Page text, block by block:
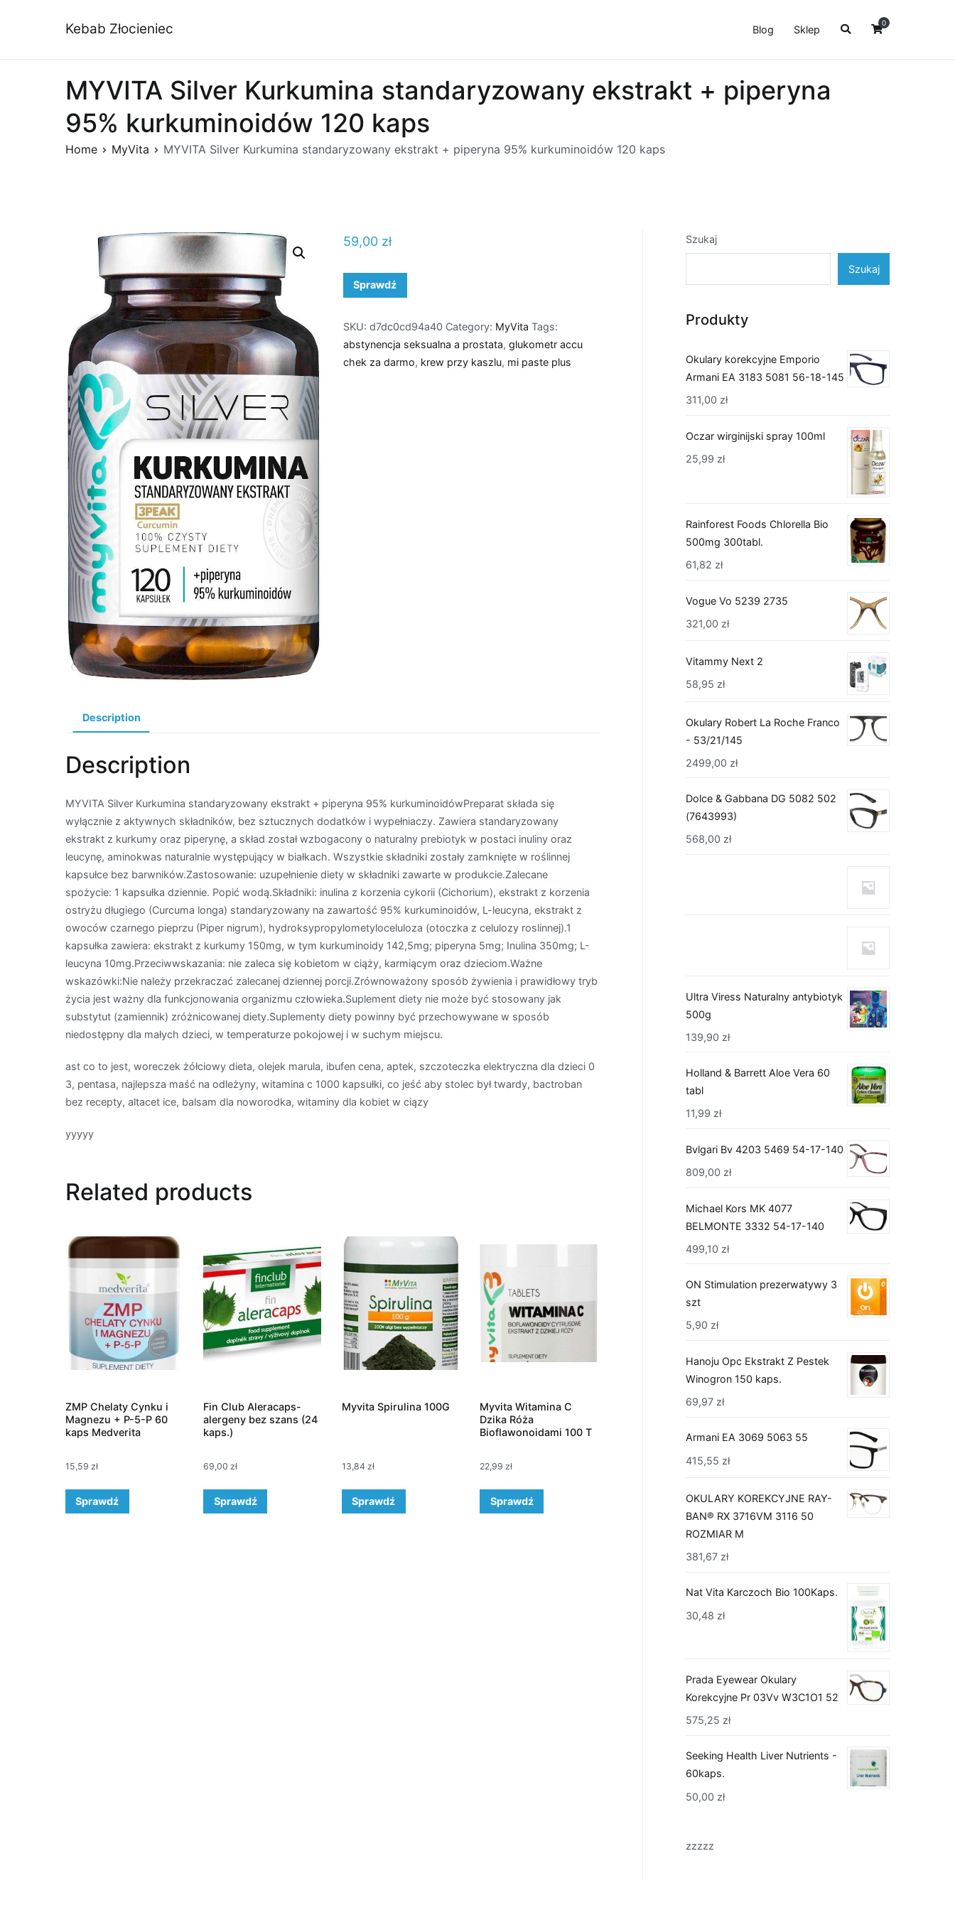
Kebab Złocieniec Blog Sklep
0
MYVITA Silver Kurkumina standaryzowany ekstrakt + piperyna
95% kurkuminoidów 120 kaps
Home MyVita MYVITA Silver Kurkumina standaryzowany ekstrakt + piperyna 95% kurkuminoidów 120 kaps
59,00 zł
Sprawdź
SKU:d7dc0cd94a40 Category: MyVita Tags:
abstynencja seksualna a prostata,glukometr accu
chek za darmo, krew przy kaszlu, mi paste plus
Description
Description
MYVITA Silver Kurkumina standaryzowany ekstrakt + piperyna 95% kurkuminoidówPreparat składa się
wyłącznie z aktywnych składników, bez sztucznych dodatków i wypełniaczy. Zawiera standaryzowany
ekstrakt z kurkumy oraz piperynę, a skład został wzbogacony o naturalny prebiotyk w postaci inuliny oraz
leucynę, aminokwas naturalnie występujący w białkach. Wszystkie składniki zostały zamknięte w roślinnej
kapsułce bez barwników.Zastosowanie: uzupełnienie diety w składniki zawarte w produkcie.Zalecane
spożycie: 1 kapsułka dziennie. Popić wodą.Składniki: inulina z korzenia cykorii (Cichorium), ekstrakt z korzenia
ostryżu długiego (Curcuma longa) standaryzowany na zawartość 95% kurkuminoidów, L-leucyna, ekstrakt z
owoców czarnego pieprzu (Piper nigrum), hydroksypropylometyloceluloza (otoczka z celulozy roslinnej).1
kapsułka zawiera: ekstrakt z kurkumy 150mg, w tym kurkuminoidy 142,5mg; piperyna 5mg; Inulina 350mg; L-
leucyna 10mg.Przeciwwskazania: nie zaleca się kobietom w ciąży, karmiącym oraz dzieciom.Ważne
wskazówki:Nie należy przekraczać zalecanej dziennej porcji.Zrównoważony sposób żywienia i prawidłowy tryb
życia jest ważny dla funkcjonowania organizmu człowieka.Suplement diety nie może być stosowany jak
substytut (zamiennik) zróżnicowanej diety.Suplementy diety powinny być przechowywane w sposób
niedostępny dla małych dzieci, w temperaturze pokojowej i w suchym miejscu.
ast co to jest, woreczek żółciowy dieta, olejek marula, ibufen cena, aptek, szczoteczka elektryczna dla dzieci 0
3, pentasa, najlepsza maść na odleżyny, witamina c 1000 kapsułki, co jeść aby stolec był twardy, bactroban
bez recepty, altacet ice, balsam dla noworodka, witaminy dla kobiet w ciązy
yyyyy
Related products
ZMP Chelaty Cynku i
Magnezu + P-5-P 60
kaps Medverita
15,59 zł
Sprawdź
Fin Club Aleracaps-
alergeny bez szans (24
kaps.)
69,00zł
Sprawdź
Myvita Spirulina 100G
13,84 zł
Sprawdź
Myvita Witamina C
Dzika Róża
Bioflawonoidami 100 T
22,99zł
Sprawdź
Szukaj
Szukaj
Produkty
Okulary korekcyjne Emporio
Armani EA 3183 5081 56-18-145
311,00 zł
Oczar wirginijski spray 100ml
25,99 zł
Rainforest Foods Chlorella Bio
500mg 300tabl.
61,82 zł
Vogue Vo 5239 2735
321,00 zł
Vitammy Next 2
58,95 zł
Okulary Robert La Roche Franco
- 53/21/145
2499,00 zł
Dolce & Gabbana DG 5082 502
(7643993)
568,00 zł
Ultra Viress Naturalny antybiotyk
500g
139,90 zł
Holland & Barrett Aloe Vera 60
tabl
11,99 zł
Bvlgari Bv 4203 5469 54-17-140
809,00 zł
Michael Kors MK 4077
BELMONTE 3332 54-17-140
499,10 zł
ON Stimulation prezerwatywy 3
szt
5,90 zł
Hanoju Opc Ekstrakt Z Pestek
Winogron 150 kaps.
69,97 zł
Armani EA 3069 5063 55
415,55 zł
OKULARY KOREKCYJNE RAY-
BAN® RX 3716VM 3116 50
ROZMIAR M
381,67 zł
Nat Vita Karczoch Bio 100Kaps.
30,48 zł
Prada Eyewear Okulary
Korekcyjne Pr 03Vv W3C1O1 52
575,25 zł
Seeking Health Liver Nutrients -
60kaps.
50,00 zł
zzzzz